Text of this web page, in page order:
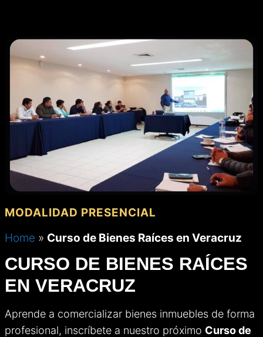
contenido
MODALIDAD PRESENCIAL
Home » Curso de Bienes Raíces en Veracruz
CURSO DE BIENES RAÍCES
EN VERACRUZ
Aprende a comercializar bienes inmuebles de forma
profesional, inscríbete a nuestro próximo Curso de